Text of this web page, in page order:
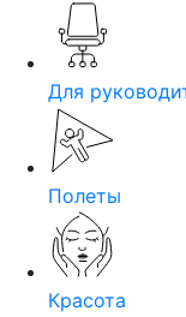
Для
Полеты
Красота